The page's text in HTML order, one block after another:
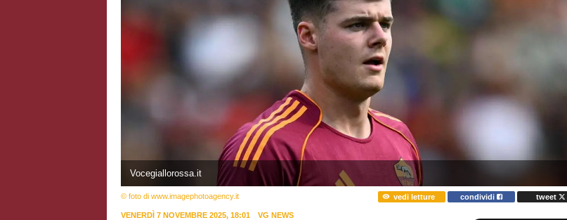
Vocegiallorossa.it
© foto di www.imagephotoagency.it vedi letture condividi tweet
VENERDÌ 7 NOVEMBRE 2025, 18:01
VG NEWS